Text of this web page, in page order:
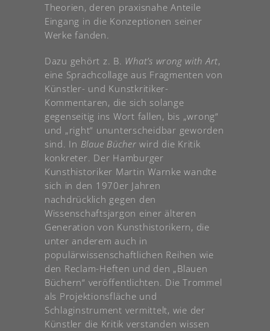
Theorien, deren praxisnahe Anteile
Eingang in die Konzeptionen seiner
Werke fanden.
Dazu gehört z. B. What’s wrong with Art,
eine Sprachcollage aus Fragmenten von
Künstler- und Kunstkritiker-
Kommentaren, die sich solange
gegenseitig ins Wort fallen, bis „wrong“
und „right“ ununterscheidbar geworden
sind. In Blaue Bücher wird die Kritik
konkreter. Der Hamburger
Kunsthistoriker Martin Warnke wandte
sich in den 1970er Jahren
nachdrücklich gegen den
Wissenschaftsjargon einer älteren
Generation von Kunsthistorikern, die
unter anderem auch in
populärwissenschaftlichen Reihen wie
den Reclam-Heften und den „Blauen
Büchern“ veröffentlichten. Die Trommel
als Projektionsfläche und
Schlaginstrument vermittelt, wie der
Künstler die Kritik verstanden wissen